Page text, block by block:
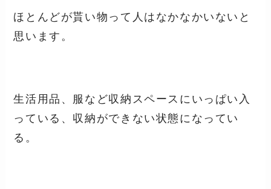
ほとんどが貰い物って人はなかなかいないと
思います。
生活用品、服など収納スペースにいっぱい入
っている、収納ができない状態になってい
る。